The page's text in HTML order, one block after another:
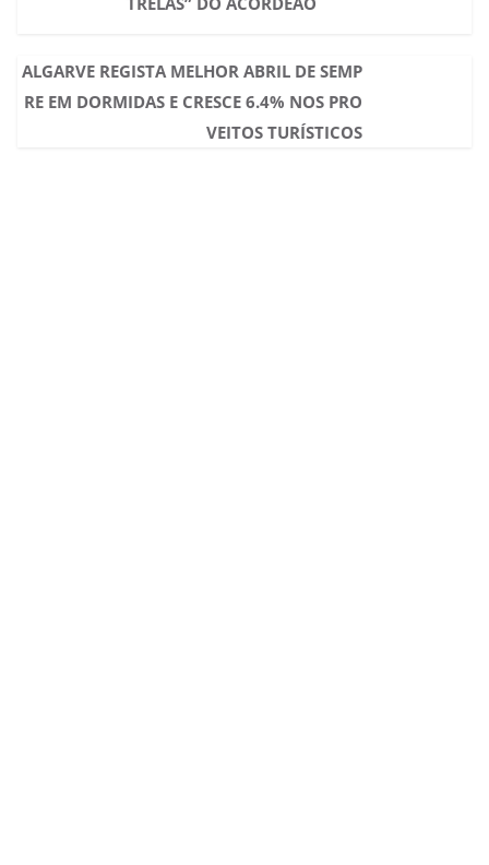
ALGARVE REGISTA MELHOR ABRIL DE SEMP
RE EM DORMIDAS E CRESCE 6.4% NOS PRO
VEITOS TURÍSTICOS